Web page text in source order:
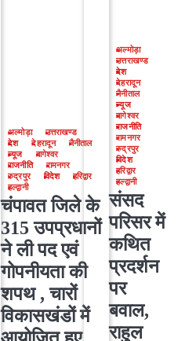
अल्मोड़ा
उत्तराखण्ड
देश
देहरादून
नैनीताल
न्यूज
बागेश्वर
राजनीति
रामनगर
रुद्रपुर
विदेश
हरिद्वार
हल्द्वानी
चंपावत जिले के
315 उपप्रधानों
ने ली पद एवं
गोपनीयता की
शपथ , चारों
विकासखंडों में
अल्मोड़ा
उत्तराखण्ड
देश
देहरादून
नैनीताल
न्यूज
बागेश्वर
राजनीति
रामनगर
रुद्रपुर
विदेश
हरिद्वार
हल्द्वानी
संसद
परिसर में
कथित
प्रदर्शन
पर
बवाल,
राहुल